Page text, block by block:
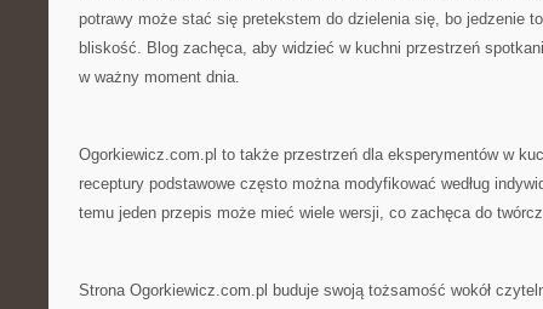
potrawy może stać się pretekstem do dzielenia się, bo jedzenie
bliskość. Blog zachęca, aby widzieć w kuchni przestrzeń
w ważny moment dnia.
Ogorkiewicz.com.pl to także przestrzeń dla eksperymentów w
receptury podstawowe często można modyfikować według
temu jeden przepis może mieć wiele wersji, co zachęca do
Strona Ogorkiewicz.com.pl buduje swoją tożsamość wokół